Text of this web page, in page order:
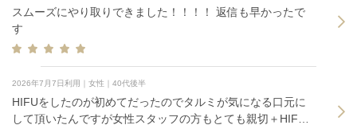
スムーズにやり取りできました！！！！ 返信も早かったで
す
2026年7月7日利用｜女性｜40代後半
HIFUをしたのが初めてだったのでタルミが気になる口元に
して頂いたんですが女性スタッフの方もとても親切＋HIFU